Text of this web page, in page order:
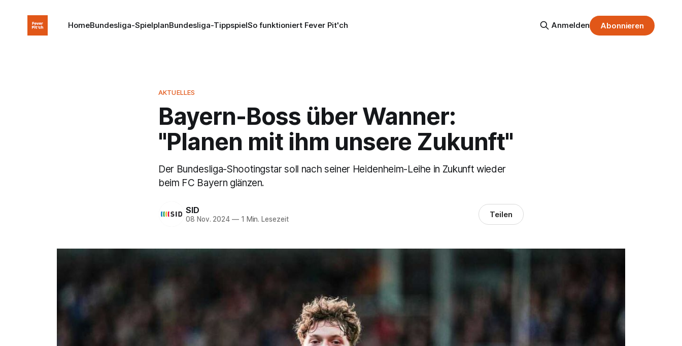
HomeBundesliga-SpielplanBundesliga-TippspielSo funktioniert Fever Pit'ch Anmelden Abonnieren
AKTUELLES
Bayern-Boss über Wanner:
"Planen mit ihm unsere Zukunft"
Der Bundesliga-Shootingstar soll nach seiner Heidenheim-Leihe in Zukunft wieder
beim FC Bayern glänzen.
SID
08 Nov. 2024 —1 Min. Lesezeit Teilen